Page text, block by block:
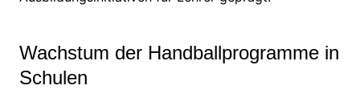
Wachstum der Handballprogramme in
Schulen